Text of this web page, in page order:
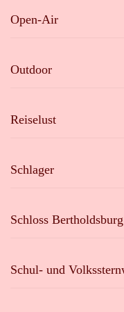
Open-Air
Outdoor
Reiselust
Schlager
Schloss Bertholdsburg
Schul- und